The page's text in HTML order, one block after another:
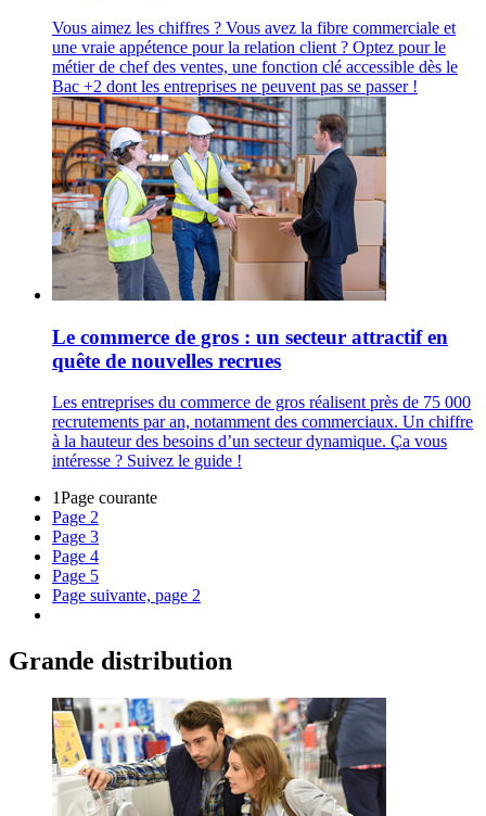
Vous aimez les chiffres ? Vous avez la fibre commerciale et
une vraie appétence pour la relation client ? Optez pour le
métier de chef des ventes, une fonction clé accessible dès le
Bac +2 dont les entreprises ne peuvent pas se passer !
Le commerce de gros : un secteur attractif en
quête de nouvelles recrues
Les entreprises du commerce de gros réalisent près de 75 000
recrutements par an, notamment des commerciaux. Un chiffre
à la hauteur des besoins d’un secteur dynamique. Ça vous
intéresse ? Suivez le guide !
1Page courante
Page 2
Page 3
Page 4
Page 5
Page suivante, page 2
Grande distribution